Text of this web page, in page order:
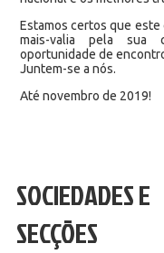
Estamos certos que este
mais-valia pela sua
oportunidade de
Juntem-se a nós.
Até novembro de 2019!
SOCIEDADES E
SECÇÕES